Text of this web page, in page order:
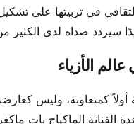
في تربيتها على
سيردد صداه لدى الكثير
الأزياء
أولاً كمتعاونة، وليس
الفنانة الماكياج بات